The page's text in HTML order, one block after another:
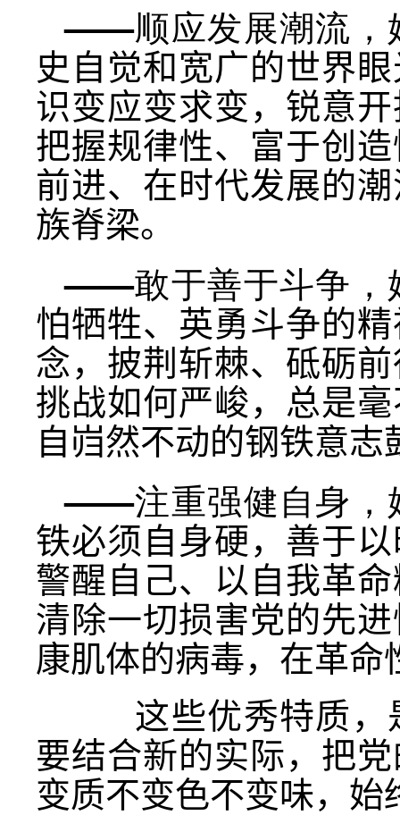
——顺应发展潮流，
史自觉和宽广的世界
识变应变求变，锐意
把握规律性、富于创
前进、在时代发展的
族脊梁。
——敢于善于斗争，
怕牺牲、英勇斗争的
念，披荆斩棘、砥砺
挑战如何严峻，总是
自岿然不动的钢铁意
——注重强健自身，
铁必须自身硬，善于
警醒自己、以自我革
清除一切损害党的先
康肌体的病毒，在革
这些优秀特质，
要结合新的实际，把
变质不变色不变味，